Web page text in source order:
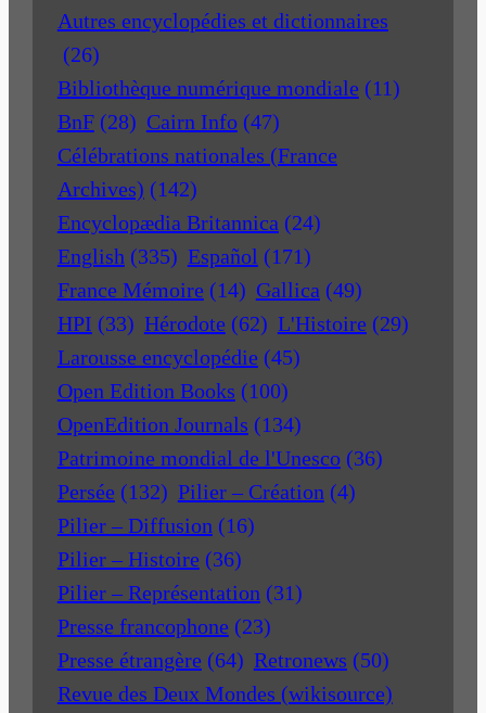
Autres encyclopédies et dictionnaires
(26)
Bibliothèque numérique mondiale (11)
BnF (28) Cairn Info (47)
Célébrations nationales (France
Archives) (142)
Encyclopædia Britannica (24)
English (335) Español (171)
France Mémoire (14) Gallica (49)
HPI (33) Hérodote (62) L'Histoire (29)
Larousse encyclopédie (45)
Open Edition Books (100)
OpenEdition Journals (134)
Patrimoine mondial de l'Unesco (36)
Persée (132) Pilier – Création (4)
Pilier – Diffusion (16)
Pilier – Histoire (36)
Pilier – Représentation (31)
Presse francophone (23)
Presse étrangère (64) Retronews (50)
Revue des Deux Mondes (wikisource)